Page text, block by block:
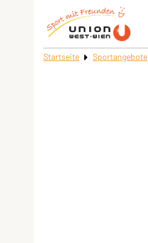
Startseite Sportangebote